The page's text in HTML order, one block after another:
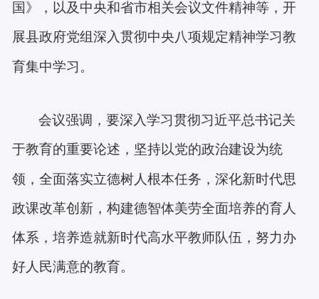
国》，以及中央和省市相关会议文件精神等，开
展县政府党组深入贯彻中央八项规定精神学习教
育集中学习。
会议强调，要深入学习贯彻习近平总书记关
于教育的重要论述， 坚持以党的政治建设为统
领，全面落实立德树人根本任务，深化新时代思
政课改革创新，构建德智体美劳全面培养的育人
体系，培养造就新时代高水平教师队伍，努力办
好人民满意的教育。